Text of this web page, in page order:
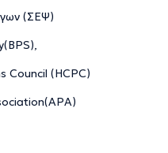
(ΣΕΨ)
Council (HCPC)